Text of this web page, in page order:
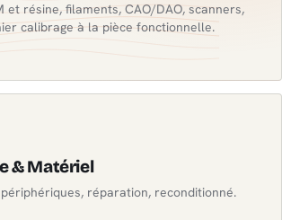
et résine, filaments, CAO/DAO, scanners,
calibrage à la pièce fonctionnelle.
& Matériel
réparation, reconditionné.